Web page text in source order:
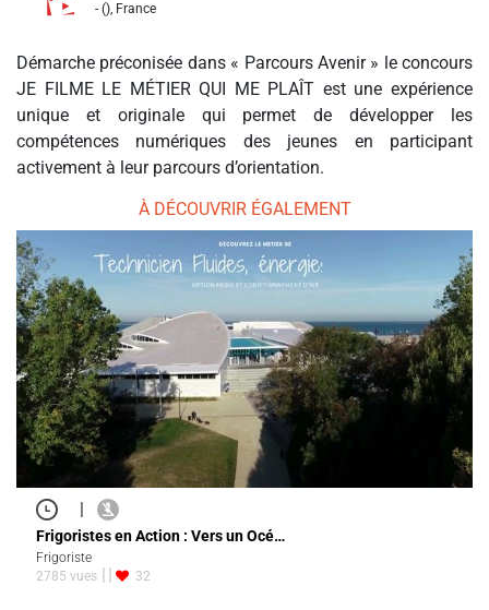
- (), France
Démarche préconisée dans « Parcours Avenir » le concours
JE FILME LE MÉTIER QUI ME PLAÎT est une expérience
unique et originale qui permet de développer les
compétences numériques des jeunes en participant
activement à leur parcours d’orientation.
À DÉCOUVRIR ÉGALEMENT
|
Frigoristes en Action : Vers un Océ…
Frigoriste
2785 vues
32